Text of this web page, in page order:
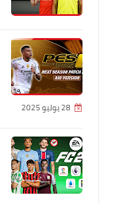
28 يوليو 2025